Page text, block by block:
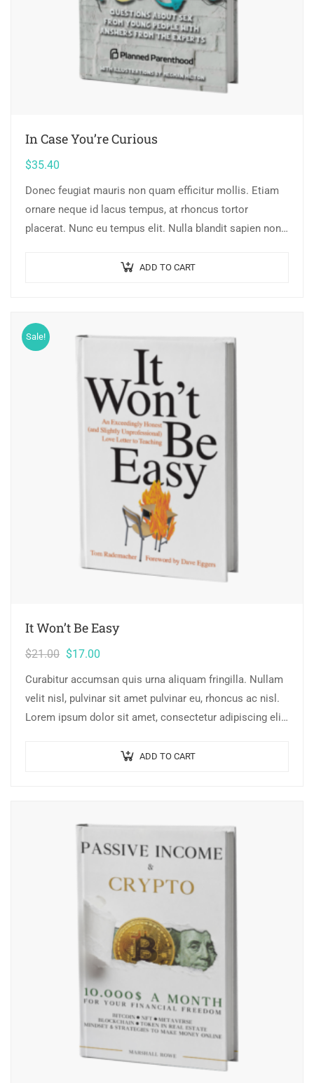
In Case You’re Curious
$35.40
Donec feugiat mauris non quam efficitur mollis. Etiam
ornare neque id lacus tempus, at rhoncus tortor
placerat. Nunc eu tempus elit. Nulla blandit sapien non
ADD TO CART
Sale!
It Won’t Be Easy
$21.00 $17.00
Curabitur accumsan quis urna aliquam fringilla. Nullam
velit nisl, pulvinar sit amet pulvinar eu, rhoncus ac nisl.
Lorem ipsum dolor sit amet, consectetur adipiscing elit.
ADD TO CART